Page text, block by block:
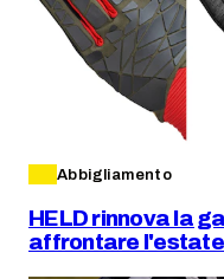
Abbigliamento
HELD rinnova la
affrontare l'estate